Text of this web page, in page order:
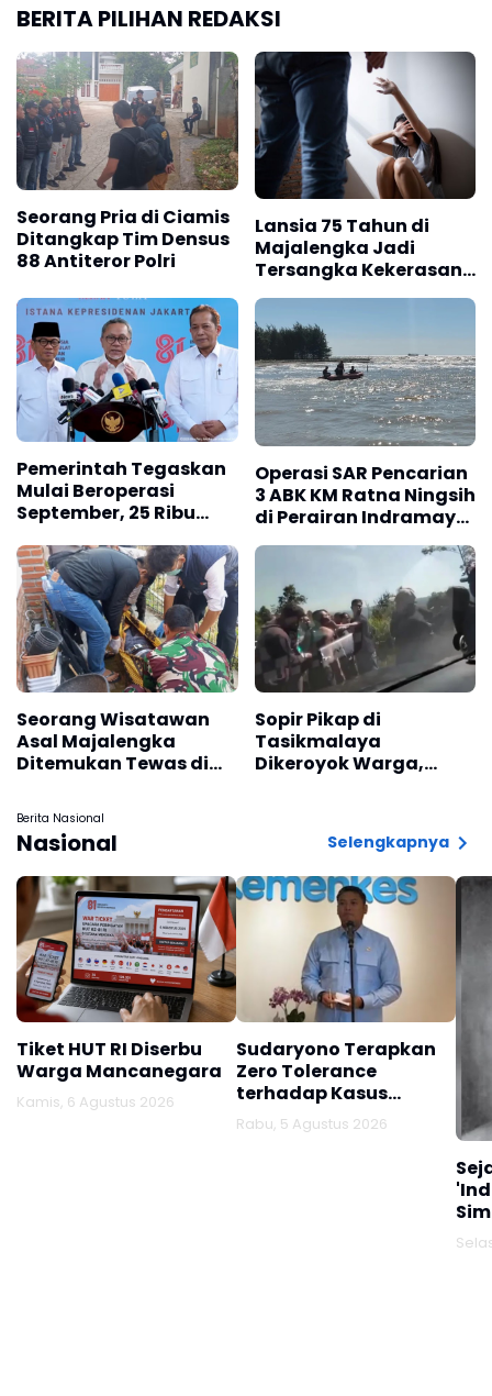
BERITA PILIHAN REDAKSI
Seorang Pria di Ciamis
Ditangkap Tim Densus
88 Antiteror Polri
Lansia 75 Tahun di
Majalengka Jadi
Tersangka Kekerasan
Seksual Anak
Pemerintah Tegaskan
Mulai Beroperasi
September, 25 Ribu
Salurkan Bansos
Hingga Pupuk
Operasi SAR Pencarian
3 ABK KM Ratna Ningsih
di Perairan Indramayu
Berlanjut
Seorang Wisatawan
Asal Majalengka
Ditemukan Tewas di
Sopir Pikap di
Tasikmalaya
Dikeroyok Warga,
Berita Nasional
Nasional Selengkapnya
Tiket HUT RI Diserbu
Warga Mancanegara
Kamis, 6 Agustus 2026
Sudaryono Terapkan
Zero Tolerance
terhadap Kasus
Keracunan Program
MBG
Rabu, 5 Agustus 2026